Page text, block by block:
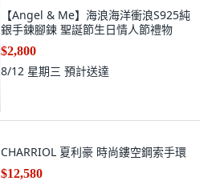
【Angel & Me】海浪海洋衝浪S925純
銀手鍊腳鍊 聖誕節生日情人節禮物
$2,800
8/12 星期三 預計送達
CHARRIOL 夏利豪 時尚鏤空鋼索手環
$12,580